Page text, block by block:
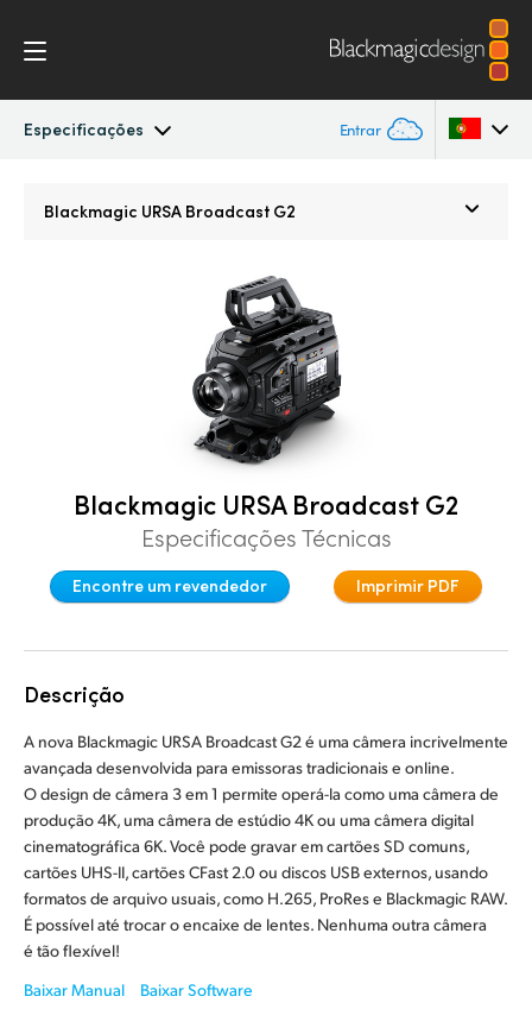
Especificações Entrar
Visores
Controle de Câmera
Acessórios
Especificações
Denmark
France
Germany
Hong Kong SAR, China
India
Italy
Japan
Mexico
Blackmagic URSA Broadcast G2
Blackmagic URSA Broadcast G2
Especificações Técnicas
Encontre um revendedor Imprimir PDF
Descrição
A nova Blackmagic URSA Broadcast G2 é uma câmera incrivelmente
avançada desenvolvida para emissoras tradicionais e online.
O design de câmera 3 em 1 permite operá-la como uma câmera de
produção 4K, uma câmera de estúdio 4K ou uma câmera digital
cinematográfica 6K. Você pode gravar em cartões SD comuns,
cartões UHS-II, cartões CFast 2.0 ou discos USB externos, usando
formatos de arquivo usuais, como H.265, ProRes e Blackmagic RAW.
É possível até trocar o encaixe de lentes. Nenhuma outra câmera
é tão flexível!
Baixar Manual
Baixar Software